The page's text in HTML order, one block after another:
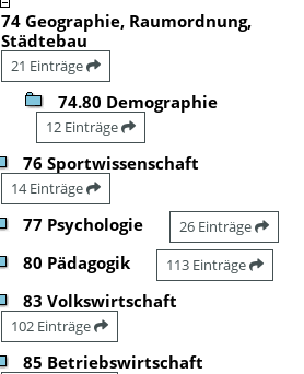
74 Geographie, Raumordnung,
Städtebau
21 Einträge
74.80 Demographie
12 Einträge
76 Sportwissenschaft
14 Einträge
77 Psychologie 26 Einträge
80 Pädagogik 113 Einträge
83 Volkswirtschaft
102 Einträge
85 Betriebswirtschaft